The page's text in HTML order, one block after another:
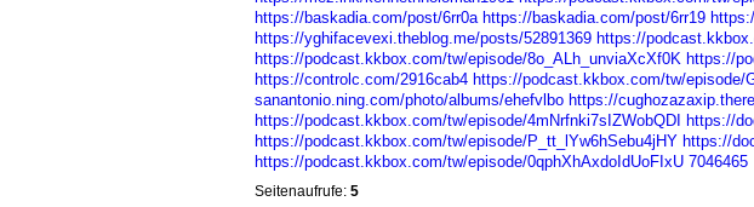
https://baskadia.com/post/6rr0a https://baskadia.com/post/6rr19
https://yghifacevexi.theblog.me/posts/52891369 https://
https://podcast.kkbox.com/tw/episode/8o_ALh_unviaXcXf0K https://
https://controlc.com/2916cab4 https://podcast.kkbox.com/tw/episode/
sanantonio.ning.com/photo/albums/ehefvlbo https://
https://podcast.kkbox.com/tw/episode/4mNrfnki7sIZWobQDI
https://
https://podcast.kkbox.com/tw/episode/P_tt_lYw6hSebu4jHY https://
https://podcast.kkbox.com/tw/episode/0qphXhAxdoIdUoFIxU 7046465
Seitenaufrufe: 5